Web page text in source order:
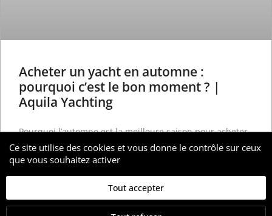
Acheter un yacht en automne :
pourquoi c’est le bon moment ? |
Aquila Yachting
Pourquoi l’automne est la meilleure saison pour acheter
un yacht ? Alors
Ce site utilise des cookies et vous donne le contrôle sur ceux
que vous souhaitez activer
Tout accepter